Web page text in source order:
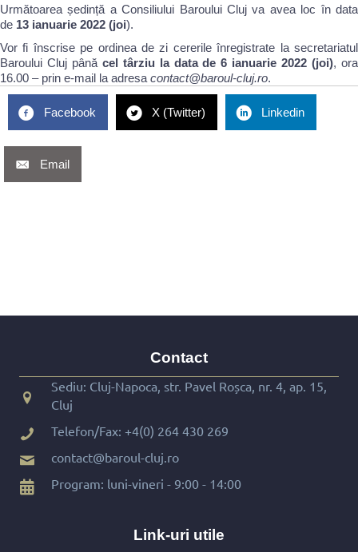
Următoarea ședință a Consiliului Baroului Cluj va avea loc în data
de 13 ianuarie 2022 (joi).
Vor fi înscrise pe ordinea de zi cererile înregistrate la secretariatul
Baroului Cluj până cel târziu la data de 6 ianuarie 2022 (joi), ora
16.00 – prin e-mail la adresa contact@baroul-cluj.ro.
Facebook X (Twitter) Linkedin
Email
Contact
Sediu: Cluj-Napoca, str. Pavel Roșca, nr. 4, ap. 15,
Cluj
Telefon/Fax: +4(0) 264 430 269
contact@baroul-cluj.ro
Program: luni-vineri - 9:00 - 14:00
Link-uri utile